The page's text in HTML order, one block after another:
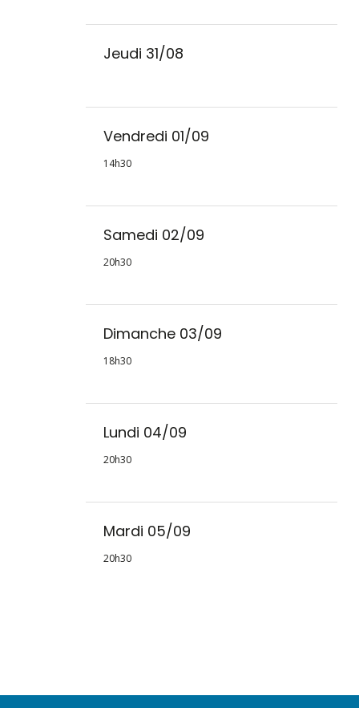
Jeudi 31/08
Vendredi 01/09
14h30
Samedi 02/09
20h30
Dimanche 03/09
18h30
Lundi 04/09
20h30
Mardi 05/09
20h30